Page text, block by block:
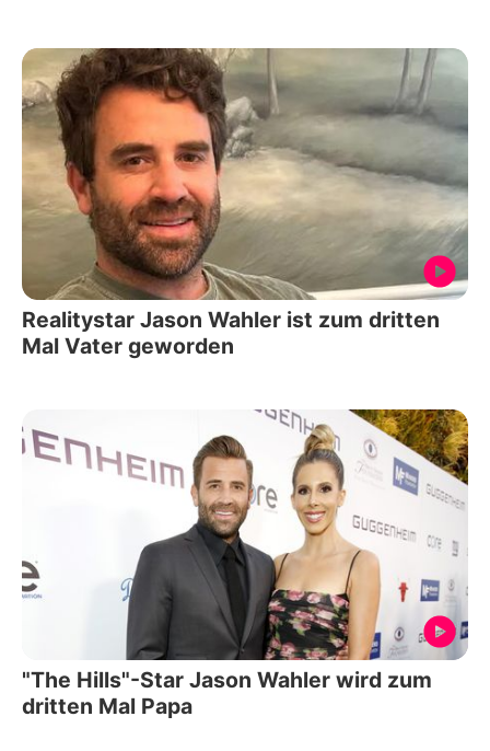
Realitystar Jason Wahler ist zum dritten
Mal Vater geworden
"The Hills"-Star Jason Wahler wird zum
dritten Mal Papa